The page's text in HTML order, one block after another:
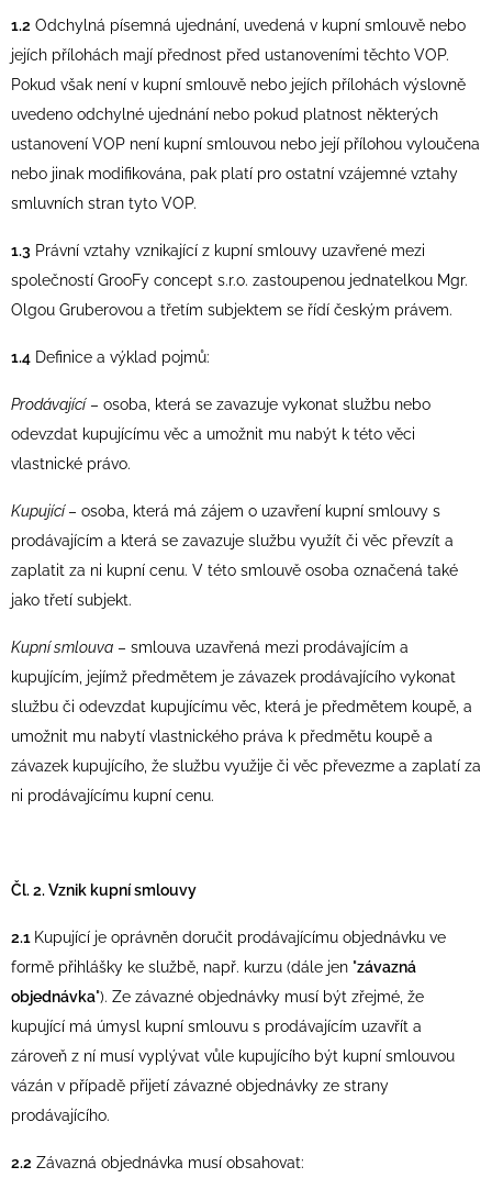
1.2 Odchylná písemná ujednání, uvedená v kupní smlouvě nebo
jejích přílohách mají přednost před ustanoveními těchto VOP.
Pokud však není v kupní smlouvě nebo jejích přílohách výslovně
uvedeno odchylné ujednání nebo pokud platnost některých
ustanovení VOP není kupní smlouvou nebo její přílohou vyloučena
nebo jinak modifikována, pak platí pro ostatní vzájemné vztahy
smluvních stran tyto VOP.
1.3 Právní vztahy vznikající z kupní smlouvy uzavřené mezi
společností GrooFy concept s.r.o. zastoupenou jednatelkou Mgr.
Olgou Gruberovou a třetím subjektem se řídí českým právem.
1.4 Definice a výklad pojmů:
Prodávající– osoba, která se zavazuje vykonat službu nebo
odevzdat kupujícímu věc a umožnit mu nabýt k této věci
vlastnické právo.
Kupující– osoba, která má zájem o uzavření kupní smlouvy s
prodávajícím a která se zavazuje službu využít či věc převzít a
zaplatit za ni kupní cenu. V této smlouvě osoba označená také
jako třetí subjekt.
Kupní smlouva – smlouva uzavřená mezi prodávajícím a
kupujícím, jejímž předmětem je závazek prodávajícího vykonat
službu či odevzdat kupujícímu věc, která je předmětem koupě, a
umožnit mu nabytí vlastnického práva k předmětu koupě a
závazek kupujícího, že službu využije či věc převezme a zaplatí za
ni prodávajícímu kupní cenu.
Čl. 2. Vznik kupní smlouvy
2.1 Kupující je oprávněn doručit prodávajícímu objednávku ve
formě přihlášky ke službě, např. kurzu (dále jen "závazná
objednávka"). Ze závazné objednávky musí být zřejmé, že
kupující má úmysl kupní smlouvu s prodávajícím uzavřít a
zároveň z ní musí vyplývat vůle kupujícího být kupní smlouvou
vázán v případě přijetí závazné objednávky ze strany
prodávajícího.
2.2 Závazná objednávka musí obsahovat: